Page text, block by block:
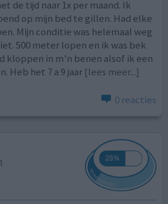
de tijd naar 1x per maand. Ik
op mijn bed te gillen. Had elke
Mijn conditie was helemaal weg
500 meter lopen en ik was bek
kloppen in m’n benen alsof ik een
Heb het 7 a 9 jaar [lees meer...]
0 reacties